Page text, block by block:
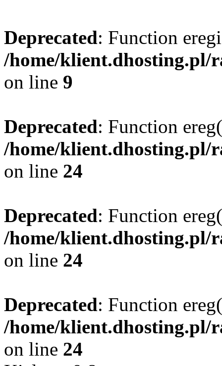
Deprecated: Function
/home/klient.dhosting.pl/
on line 9
Deprecated: Function
/home/klient.dhosting.pl/
on line 24
Deprecated: Function
/home/klient.dhosting.pl/
on line 24
Deprecated: Function
/home/klient.dhosting.pl/
on line 24